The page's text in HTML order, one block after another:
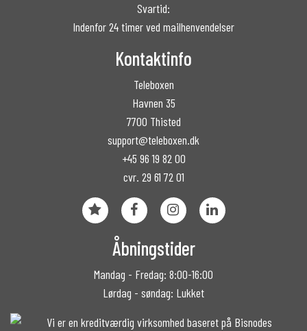
Svartid:
Indenfor 24 timer ved mailhenvendelser
Kontaktinfo
Teleboxen
Havnen 35
7700 Thisted
support@teleboxen.dk
+45 96 19 82 00
cvr. 29 61 72 01
Åbningstider
Mandag - Fredag: 8:00-16:00
Lørdag - søndag: Lukket